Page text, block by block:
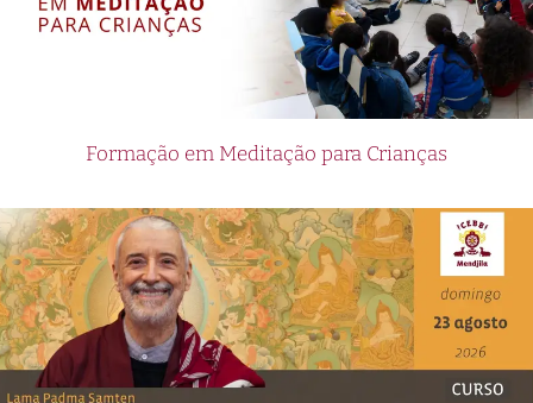
Formação em Meditação para Crianças